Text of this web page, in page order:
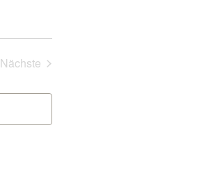
Nächste Veranstaltungen